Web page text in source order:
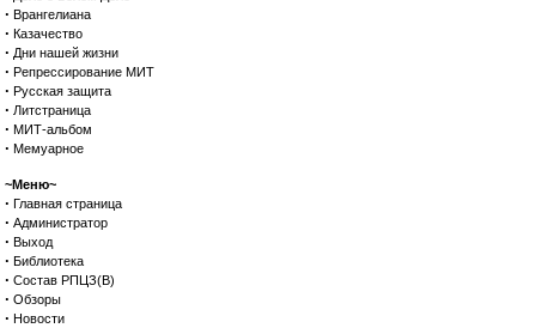
· Врангелиана
· Казачество
· Дни нашей жизни
· Репрессирование МИТ
· Русская защита
· Литстраница
· МИТ-альбом
· Мемуарное
~Меню~
· Главная страница
· Администратор
· Выход
· Библиотека
· Состав РПЦЗ(В)
· Обзоры
· Новости